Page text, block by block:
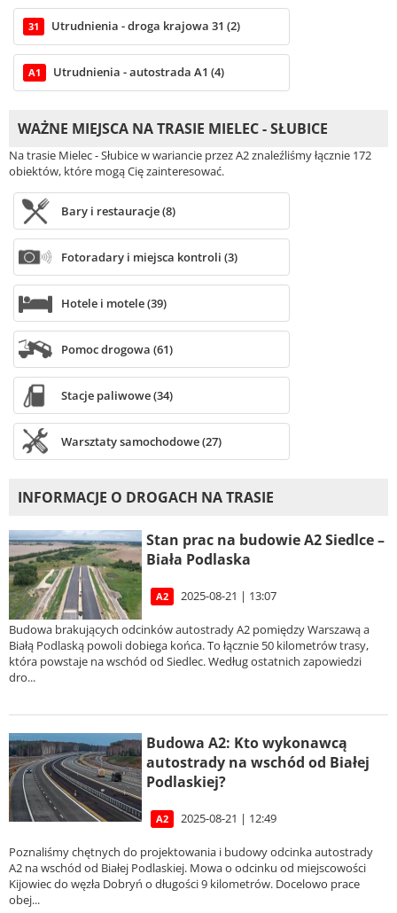
31 Utrudnienia - droga krajowa 31 (2)
A1 Utrudnienia - autostrada A1 (4)
WAŻNE MIEJSCA NA TRASIE MIELEC - SŁUBICE
Na trasie Mielec - Słubice w wariancie przez A2 znaleźliśmy łącznie 172
obiektów, które mogą Cię zainteresować.
Bary i restauracje (8)
Fotoradary i miejsca kontroli (3)
Hotele i motele (39)
Pomoc drogowa (61)
Stacje paliwowe (34)
Warsztaty samochodowe (27)
INFORMACJE O DROGACH NA TRASIE
Stan prac na budowie A2 Siedlce –
Biała Podlaska
A2 2025-08-21 | 13:07
Budowa brakujących odcinków autostrady A2 pomiędzy Warszawą a
Białą Podlaską powoli dobiega końca. To łącznie 50 kilometrów trasy,
która powstaje na wschód od Siedlec. Według ostatnich zapowiedzi
dro...
Budowa A2: Kto wykonawcą
autostrady na wschód od Białej
Podlaskiej?
A2 2025-08-21 | 12:49
Poznaliśmy chętnych do projektowania i budowy odcinka autostrady
A2 na wschód od Białej Podlaskiej. Mowa o odcinku od miejscowości
Kijowiec do węzła Dobryń o długości 9 kilometrów. Docelowo prace
obej...